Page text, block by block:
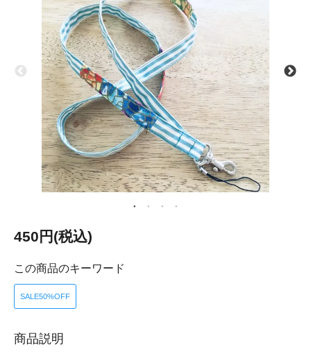
450円(税込)
この商品のキーワード
SALE50%OFF
商品説明